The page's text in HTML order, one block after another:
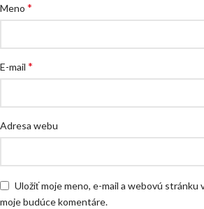
Meno *
E-mail *
Adresa webu
Uložiť moje meno, e-mail a webovú stránku
moje budúce komentáre.